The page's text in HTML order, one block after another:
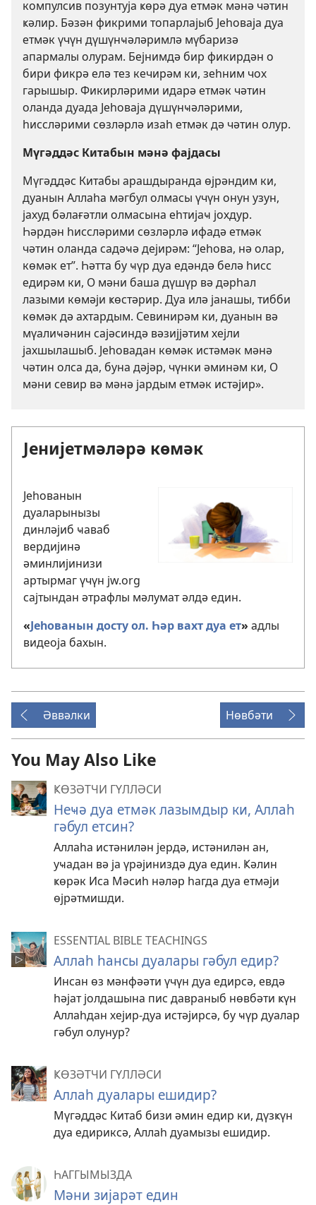
компулсив позунтуја ҝөрә дуа етмәк мәнә чәтин
ҝәлир. Бәзән фикрими топарлајыб Јеһоваја дуа
етмәк үчүн дүшүнҹәләримлә мүбаризә
апармалы олурам. Бејнимдә бир фикирдән о
бири фикрә елә тез кечирәм ки, зеһним чох
гарышыр. Фикирләрими идарә етмәк чәтин
оланда дуада Јеһоваја дүшүнҹәләрими,
һиссләрими сөзләрлә изаһ етмәк дә чәтин олур.
Мүгәддәс Китабын мәнә фајдасы
Мүгәддәс Китабы арашдыранда өјрәндим ки,
дуанын Аллаһа мәгбул олмасы үчүн онун узун,
јахуд бәлағәтли олмасына еһтијаҹ јохдур.
Һәрдән һиссләрими сөзләрлә ифадә етмәк
чәтин оланда садәҹә дејирәм: “Јеһова, нә олар,
көмәк ет”. Һәтта бу ҹүр дуа едәндә белә һисс
едирәм ки, О мәни баша дүшүр вә дәрһал
лазыми көмәји ҝөстәрир. Дуа илә јанашы, тибби
көмәк дә ахтардым. Севинирәм ки, дуанын вә
мүалиҹәнин сајәсиндә вәзијјәтим хејли
јахшылашыб. Јеһовадан көмәк истәмәк мәнә
чәтин олса да, буна дәјәр, чүнки әминәм ки, О
мәни севир вә мәнә јардым етмәк истәјир».
Јенијетмәләрә көмәк
Јеһованын
дуаларынызы
динләјиб ҹаваб
вердијинә
әминлијинизи
артырмаг үчүн jw.org
сајтындан әтрафлы мәлумат әлдә един.
«Јеһованын досту ол. Һәр вахт дуа ет» адлы
видеоја бахын.
Әввәлки Нөвбәти
You May Also Like
ҜӨЗӘТЧИ ГҮЛЛӘСИ
Неҹә дуа етмәк лазымдыр ки, Аллаһ
гәбул етсин?
Аллаһа истәнилән јердә, истәнилән ан,
уҹадан вә ја үрәјиниздә дуа един. Ҝәлин
ҝөрәк Иса Мәсиһ нәләр һагда дуа етмәји
өјрәтмишди.
ESSENTIAL BIBLE TEACHINGS
Аллаһ һансы дуалары гәбул едир?
Инсан өз мәнфәәти үчүн дуа едирсә, евдә
һәјат јолдашына пис давраныб нөвбәти ҝүн
Аллаһдан хејир-дуа истәјирсә, бу ҹүр дуалар
гәбул олунур?
ҜӨЗӘТЧИ ГҮЛЛӘСИ
Аллаһ дуалары ешидир?
Мүгәддәс Китаб бизи әмин едир ки, дүзҝүн
дуа едириксә, Аллаһ дуамызы ешидир.
ҺАГГЫМЫЗДА
Мәни зијарәт един